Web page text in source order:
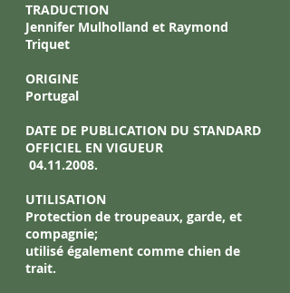
TRADUCTION
Jennifer Mulholland et Raymond
Triquet
ORIGINE
Portugal
DATE DE PUBLICATION DU STANDARD
OFFICIEL EN VIGUEUR
04.11.2008.
UTILISATION
Protection de troupeaux, garde, et
compagnie;
utilisé également comme chien de
trait.